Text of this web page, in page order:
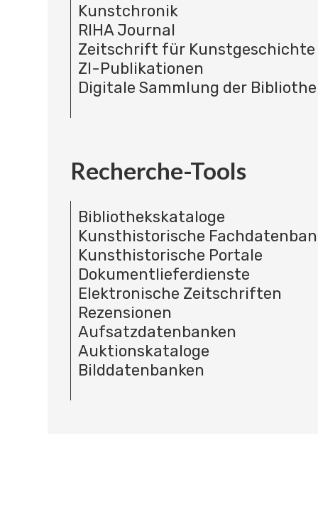
Kunstchronik
RIHA Journal
Zeitschrift für Kunstgeschichte
ZI-Publikationen
Digitale Sammlung der
Recherche-Tools
Bibliothekskataloge
Kunsthistorische
Kunsthistorische Portale
Dokumentlieferdienste
Elektronische Zeitschriften
Rezensionen
Aufsatzdatenbanken
Auktionskataloge
Bilddatenbanken